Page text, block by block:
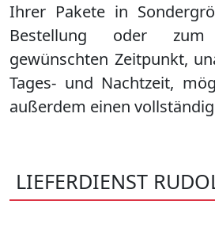
Ihrer Pakete in
Bestellung oder
gewünschten Zeitpunkt,
Tages- und Nachtzeit,
außerdem einen
LIEFERDIENST